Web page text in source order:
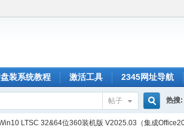
装系统教程 激活工具 2345网址导航
帖子
搜
热搜:
LTSC 32&64位360装机版 V2025.03（集成